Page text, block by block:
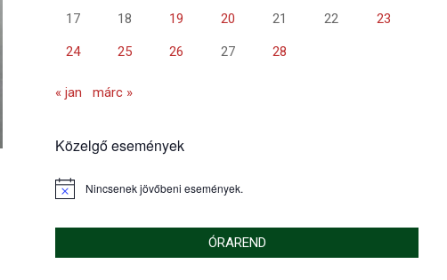
17 18 19 20 21 22 23
24 25 26 27 28
« jan márc »
Közelgő események
Notice Nincsenek jövőbeni események.
ÓRAREND